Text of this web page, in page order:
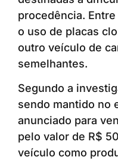
procedência.
o uso de placas
outro veículo de
semelhantes.
Segundo a
sendo mantido no
anunciado para
pelo valor de R$
veículo como